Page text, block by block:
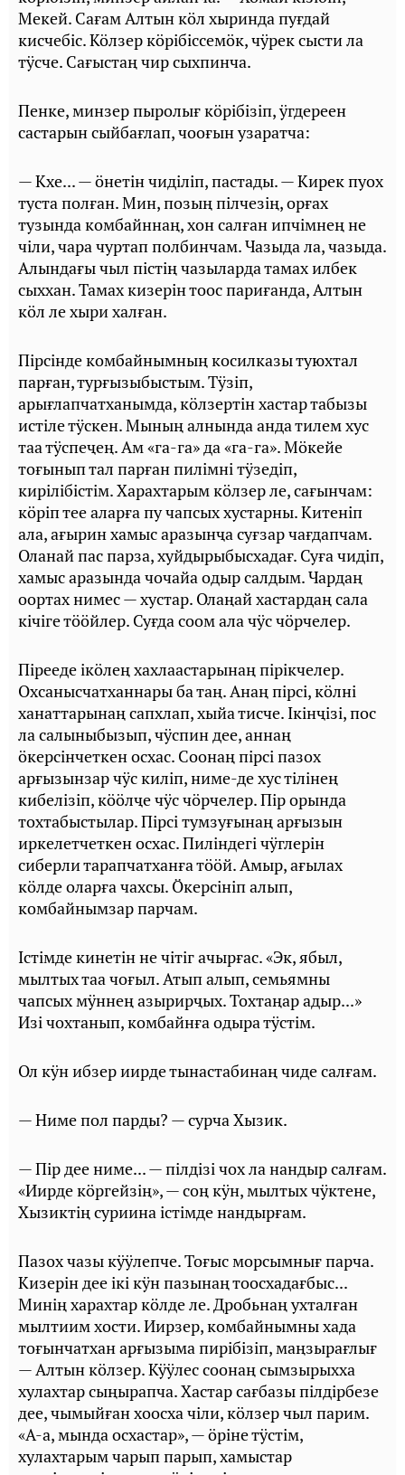
Мекей. Сағам Алтын кӧл хыринда пуғдай
кисчебiс. Кӧлзер кӧрiбiссемӧк, чӱрек сысти ла
тӱсче. Сағыстаң чир сыхпинча.
Пенке, минзер пыролығ кӧрiбiзiп, ӱгдереен
састарын сыйбағлап, чооғын узаратча:
— Кхе... — ӧнетiн чидiлiп, пастады. — Кирек пуох
туста полған. Мин, позың пiлчезiң, орғах
тузында комбайннаң, хон салған ипчiмнең не
чiли, чара чуртап полбинчам. Чазыда ла, чазыда.
Алындағы чыл пiстiң чазыларда тамах илбек
сыххан. Тамах кизерiн тоос париғанда, Алтын
кӧл ле хыри халған.
Пiрсiнде комбайнымның косилказы туюхтал
парған, турғызыбыстым. Тӱзiп,
арығлапчатханымда, кӧлзертiн хастар табызы
истiле тӱскен. Мының алнында анда тилем хус
таа тӱспеҷең. Ам «га-га» да «га-га». Мӧкейе
тоғынып тал парған пилiмнi тӱзедiп,
кирiлiбiстiм. Харахтарым кӧлзер ле, сағынчам:
кӧрiп тее аларға пу чапсых хустарны. Китенiп
ала, ағырин хамыс аразынҷа суғзар чағдапчам.
Оланай пас парза, хуйдырыбысхадағ. Суға чидiп,
хамыс аразында чочайа одыр салдым. Чардаң
оортах нимес — хустар. Олаңай хастардаң сала
кiчiге тӧӧйлер. Суғда соом ала чӱс чӧрчелер.
Пiрееде iкӧлең хахлаастарынаң пiрiкчелер.
Охсанысчатханнары ба таң. Анаң пiрсi, кӧлнi
ханаттарынаң сапхлап, хыйа тисче. Iкiнҷiзi, пос
ла салыныбызып, чӱспин дее, аннаң
ӧкерсiнчеткен осхас. Соонаң пiрсi пазох
арғызынзар чӱс килiп, ниме-де хус тiлiнең
кибелiзiп, кӧӧлҷе чӱс чӧрчелер. Пiр орында
тохтабыстылар. Пiрсi тумзуғынаң арғызын
иркелетчеткен осхас. Пилiндегi чӱглерiн
сиберли тарапчатханға тӧӧй. Амыр, ағылах
кӧлде оларға чахсы. Ӧкерсiнiп алып,
комбайнымзар парчам.
Iстiмде кинетiн не чiтiг ачырғас. «Эк, ябыл,
мылтых таа чоғыл. Атып алып, семьямны
чапсых мӱннең азырирҷых. Тохтаңар адыр...»
Изi чохтанып, комбайнға одыра тӱстiм.
Ол кӱн ибзер иирде тынастабинаң чиде салғам.
— Ниме пол парды? — сурча Хызик.
— Пiр дее ниме... — пiлдiзi чох ла нандыр салғам.
«Иирде кӧргейзiң», — соң кӱн, мылтых чӱктене,
Хызиктiң суриина iстiмде нандырғам.
Пазох чазы кӱӱлепче. Тоғыс морсымнығ парча.
Кизерiн дее iкi кӱн пазынаң тоосхадағбыс...
Минiң харахтар кӧлде ле. Дробьнаң ухталған
мылтиим хости. Иирзер, комбайнымны хада
тоғынчатхан арғызыма пирiбiзiп, маңзырағлығ
— Алтын кӧлзер. Кӱӱлес соонаң сымзырыхха
хулахтар сыңырапча. Хастар сағбазы пiлдiрбезе
дее, чымыйған хоосха чiли, кӧлзер чыл парим.
«А-а, мында осхастар», — ӧрiне тӱстiм,
хулахтарым чарып парып, хамыстар